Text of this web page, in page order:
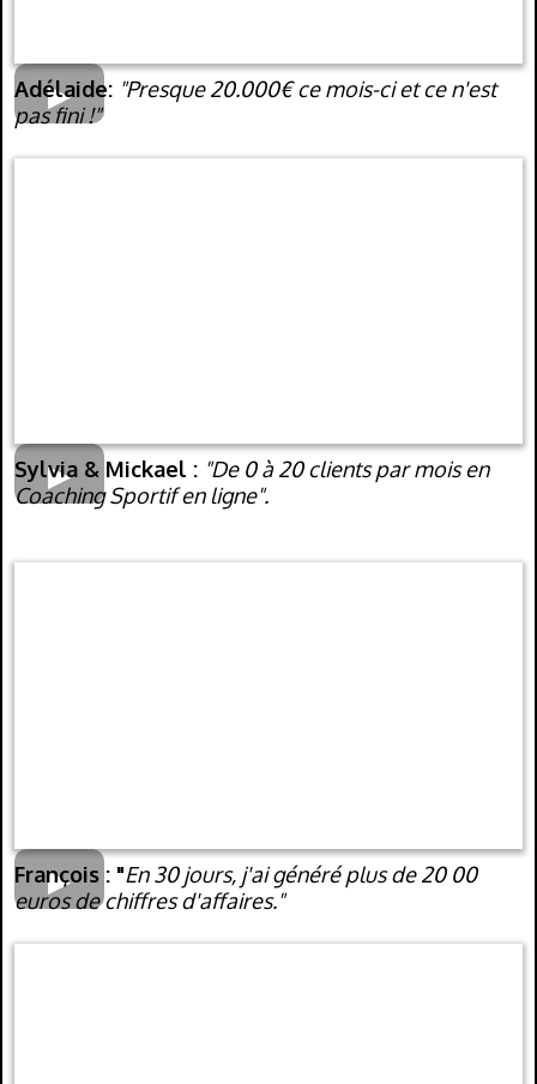
Adélaide: "Presque 20.000€ ce mois-ci et ce n'est
pas fini !"
Sylvia & Mickael : "De 0 à 20 clients par mois en
Coaching Sportif en ligne".
François : "En 30 jours, j'ai généré plus de 20 00
euros de chiffres d'affaires."